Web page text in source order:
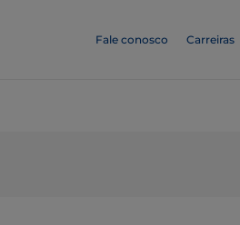
Fale conosco Carreiras